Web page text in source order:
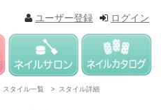
ログイン
ユーザー登録
スタイル一覧 > スタイル詳細